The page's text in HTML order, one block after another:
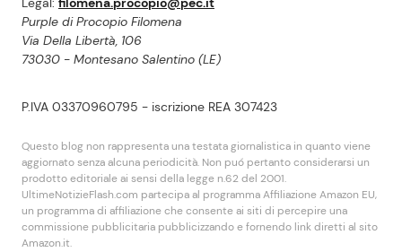
Purple di Procopio Filomena
Via Della Libertà, 106
73030 - Montesano Salentino (LE)
P.IVA 03370960795 - iscrizione REA 307423
Questo blog non rappresenta una testata giornalistica in quanto viene
aggiornato senza alcuna periodicità. Non puó pertanto considerarsi un
prodotto editoriale ai sensi della legge n.62 del 2001.
UltimeNotizieFlash.com partecipa al programma Affiliazione Amazon EU,
un programma di affiliazione che consente ai siti di percepire una
commissione pubblicitaria pubblicizzando e fornendo link diretti al sito
Amazon.it.